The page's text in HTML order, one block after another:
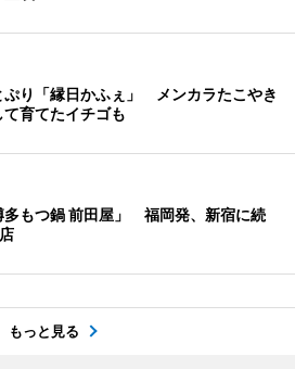
ぷり「縁日かふぇ」 メンカラたこやき
育てたイチゴも
多もつ鍋 前田屋」 福岡発、新宿に続
もっと見る